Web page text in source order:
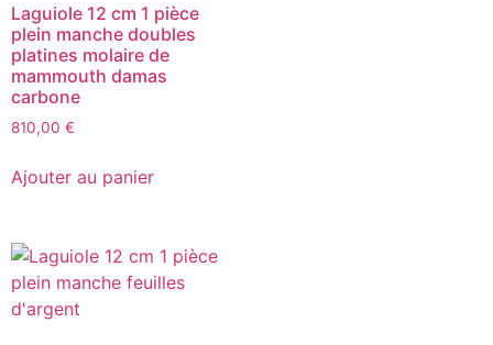
Laguiole 12 cm 1 pièce
plein manche doubles
platines molaire de
mammouth damas
carbone
810,00 €
Ajouter au panier